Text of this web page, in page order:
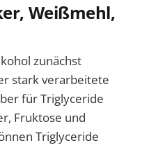
Weißmehl,
zunächst
stark verarbeitete
für Triglyceride
Fruktose und
Triglyceride